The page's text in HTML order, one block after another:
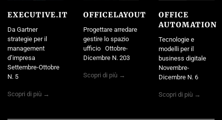
EXECUTIVE.IT
Da Gartner
strategie per il
management
d’impresa
Settembre-Ottobre
N. 5
Scopri di più →
OFFICELAYOUT
Progettare arredare
gestire lo spazio
ufficio Ottobre-
Dicembre N. 203
Scopri di più →
OFFICE
AUTOMATION
Tecnologie e
modelli per il
business digitale
Novembre-
Dicembre N. 6
Scopri di più →